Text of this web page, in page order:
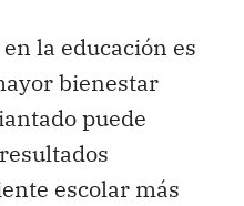
la educación es
bienestar
puede
escolar más